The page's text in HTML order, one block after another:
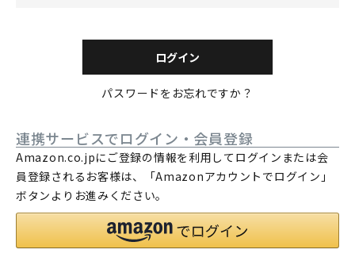
)
ログイン
パスワードをお忘れですか？
連携サービスでログイン・会員登録
Amazon.co.jpにご登録の情報を利用してログインまたは会
員登録されるお客様は、「Amazonアカウントでログイン」
ボタンよりお進みください。